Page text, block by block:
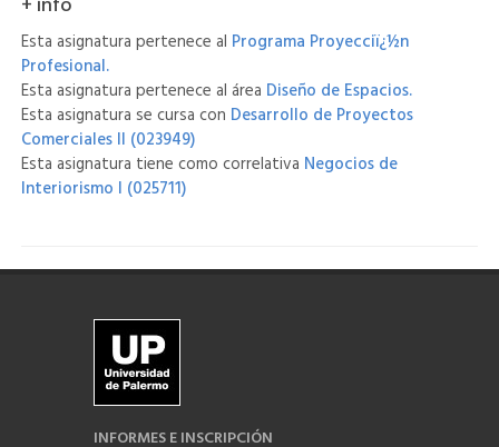
Esta asignatura pertenece al Programa Proyecciï¿½n
Profesional.
Esta asignatura pertenece al área Diseño de Espacios.
Esta asignatura se cursa con Desarrollo de Proyectos
Comerciales II (023949)
Esta asignatura tiene como correlativa Negocios de
Interiorismo I (025711)
INFORMES E INSCRIPCIÓN